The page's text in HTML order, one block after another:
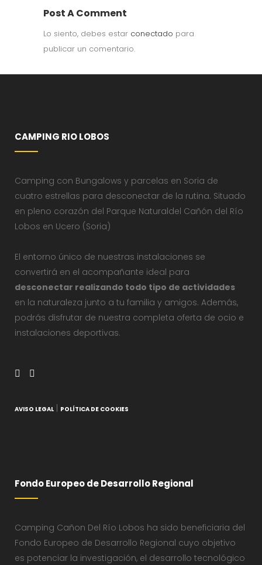
Post A Comment
Lo siento, debes estar conectado para
publicar un comentario.
CAMPING RIO LOBOS
Camping con Bungalows y parcelas en Soria de
cuatro estrellas para desconectar de la rutina. Situado
en pleno corazón del Parque Naturaldel Cañón del Río
Lobos en Ucero (Soria)
El entorno único de nuestras instalaciones se
convertirá en el acompañante ideal para
desconectar realizando todo tipo de actividades
en la naturaleza junto a tu familia y amigos. Además,
podrás disfrutar de nuestra completa oferta de ocio e
instalaciones deportivas.
AVISO LEGAL POLÍTICA DE COOKIES
Fondo Europeo de Desarrollo Regional
Camping Cañon Del Río Lobos ha sido beneficiaria del
Fondo Europeo de Desarrollo Regional cuyo objetivo
es potenciar la investigación, el desarrollo tecnológico